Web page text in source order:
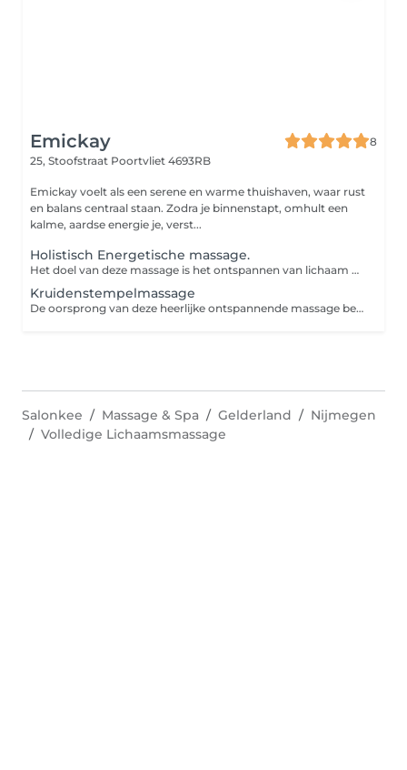
Emickay
8
25, Stoofstraat Poortvliet 4693RB
Emickay voelt als een serene en warme thuishaven, waar rust
en balans centraal staan. Zodra je binnenstapt, omhult een
kalme, aardse energie je, verst...
Holistisch Energetische massage.
Het doel van deze massage is het ontspannen van lichaam en geest. We nodigen hierbij het lichaam uit om het zelfhelende vermogen te activeren, en negatieve energieën af te voeren. Wat wil jouw lichaam je vertellen? De Holistisch energetische massage (HEM) is een full-body massage. Omdat we het lichaam als geheel beschouwen, gaan we er vanuit dat alles met elkaar verbonden is. Zowel fysiek als geestelijk. Alles wat zich in jouw lichaam afspeelt werkt met elkaar samen. Dit betekent dat het gehele lichaam (behalve de geslachtsdelen) gemasseerd zal worden, zodat alle facetten aan bod komen. Deze massagetechniek werkt in op het gehele lichaam, geest, en het energetisch lichaam. Doordat deze systemen met elkaar samenwerken kunnen we eventuele spanningen loslaten. Door volledige aandacht te geven aan het gehele lichaam en deze in diepe ontspanning te brengen, ontspannen de spieren en wordt je bewust van je energieblokkades. Het verwijdert dan ook de spanningsknopen in de schouders en nek. Deze heerlijke zachte massage brengt het centrale zenuwstelsel tot rust, stimuleert de lymfestroom waardoor afvalstoffen zich niet meer zo snel ophopen in onze lymfeknopen en stimuleert de bloedcirculatie.
Kruidenstempelmassage
De oorsprong van deze heerlijke ontspannende massage bevind zich in Azie. De Oosterse gezondheidsleer Ayurveda gebruikt al eeuwenlang kruidenstempels. Ondertussen is deze techniek ook in het Westen geïntegreerd. Deze Full- Body massage is een heerlijke verwennerij. Wanneer je moeite hebt met ontspannen zullen de heerlijke warmte, en de aroma's van de kruiden jou hier zeker bij helpen. Tijdens deze massage maak ik gebruik van verwarmde katoenen buideltjes die gevuld zijn met een samenstelling van diverse kruiden, welke ontspannende, reinigende en activerende eigenschappen hebben. De buideltjes worden opgewarmd in een oliecombinatie van zonnebloemolie en rijstolie. De etherische oliën die aan kruiden onttrokken worden, helpen en ondersteunen ons genezingsproces gezien ze een directe invloed hebben op onze energetische processen. De kruiden die voor deze stempels zijn gebruikt komen grotendeels uit eigen tuin, en worden indien nodig ondersteund met de etherische oliën van Doterra om de intentie te versterken die nodig is om homeostase te creëren. De kruiden zijn allemaal vers geplukt alvorens er stempels van worden gemaakt. Doordat de kruiden vers zijn bevatten ze veel levensenergie. Welke stempels en oliën gebruikt worden hangt af van de intentie van de behandeling. Dit bespreken we tijdens het intakegesprek. Geniet van de heerlijke combinatie van de geur van kruiden en de warme olie op je huid. Je huid zal zijdezacht aanvoelen, en je zult een intens gevoel van wellness ervaren.
Salonkee Massage & Spa Gelderland
Nijmegen
Volledige Lichaamsmassage